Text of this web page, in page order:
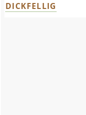
DICKFELLIG